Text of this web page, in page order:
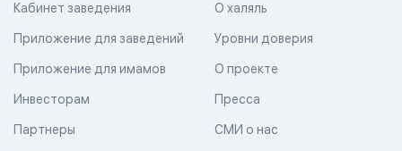
О халяль
Уровни доверия
Кабинет заведения
Приложение для заведений
Приложение для имамов О проекте
Пресса
СМИ о нас
Инвесторам
Партнеры